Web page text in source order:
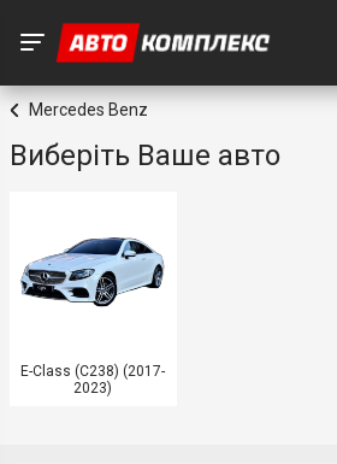
Mercedes Benz
Виберіть Ваше авто
E-Class (C238) (2017-
2023)